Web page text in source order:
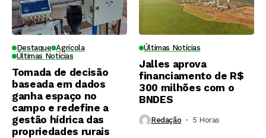
Destaque Agrícola
Últimas Notícias
Tomada de decisão
baseada em dados
ganha espaço no
campo e redefine a
gestão hídrica das
propriedades rurais
Últimas Notícias
Jalles aprova
financiamento de R$
300 milhões com o
BNDES
Redação 5 Horas ⁮